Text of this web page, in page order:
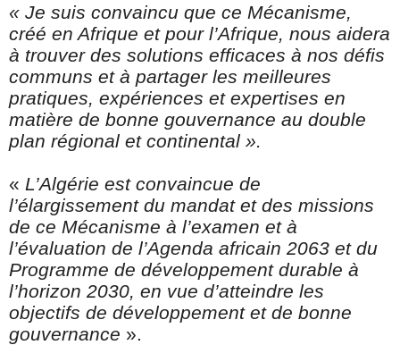
« Je suis convaincu que ce Mécanisme,
créé en Afrique et pour l’Afrique, nous aidera
à trouver des solutions efficaces à nos défis
communs et à partager les meilleures
pratiques, expériences et expertises en
matière de bonne gouvernance au double
plan régional et continental ».
« L’Algérie est convaincue de
l’élargissement du mandat et des missions
de ce Mécanisme à l’examen et à
l’évaluation de l’Agenda africain 2063 et du
Programme de développement durable à
l’horizon 2030, en vue d’atteindre les
objectifs de développement et de bonne
gouvernance ».